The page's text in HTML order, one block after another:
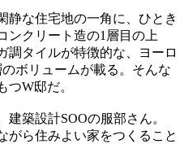
静な住宅地の一角に、ひとき
ンクリート造の1層目の上
調タイルが特徴的な、ヨーロ
ボリュームが載る。そんな
つW邸だ。
築設計SOOの服部さん。
がら住みよい家をつくること